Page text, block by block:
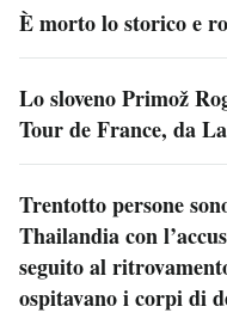
È morto lo storico e
Lo sloveno Primož
Tour de France, da
Trentotto persone
Thailandia con
seguito al
ospitavano i corpi di